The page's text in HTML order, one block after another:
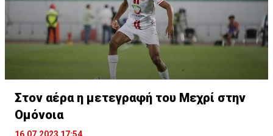
Στον αέρα η μετεγραφή του Μεχρί στην
Ομόνοια